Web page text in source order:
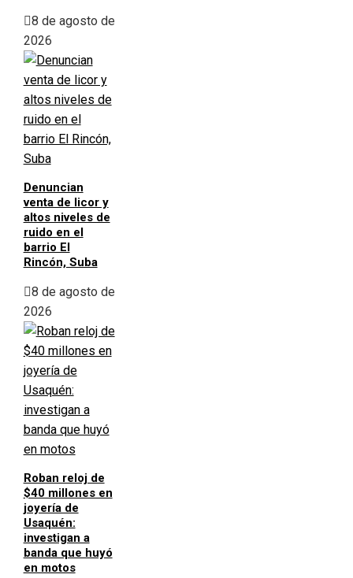
8 de agosto de
2026
Denuncian
venta de licor y
altos niveles de
ruido en el
barrio El
Rincón, Suba
8 de agosto de
2026
Roban reloj de
$40 millones en
joyería de
Usaquén:
investigan a
banda que huyó
en motos